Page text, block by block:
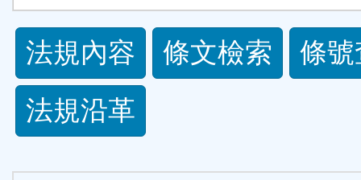
法
規
功
能
法規內容 條文檢索
條
法規沿革